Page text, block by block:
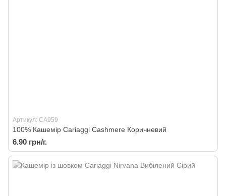
Артикул: CA959
100% Кашемір Cariaggi Cashmere Коричневий
6.90 грн/г.